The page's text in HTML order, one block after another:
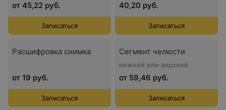
от 45,22 руб.
Записаться
40,20 руб.
Записаться
Расшифровка снимка
от 19 руб.
Записаться
Сегмент челюсти
нижней или верхней
от 59,46 руб.
Записаться